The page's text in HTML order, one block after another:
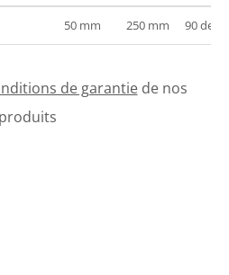
50 mm 250 mm 90
de garantiede nos
produits